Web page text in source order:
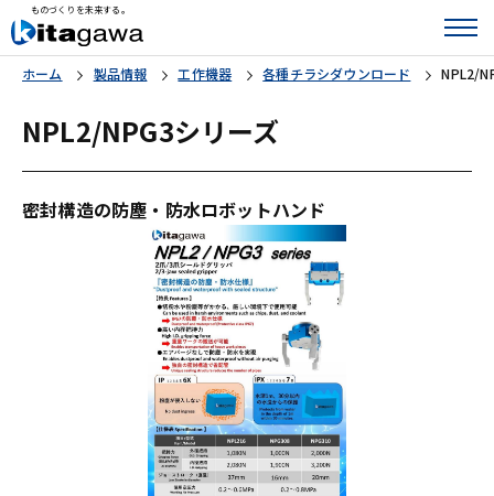
ものづくりを未来する。
ホーム 製品情報 工作機器 各種チラシダウンロード NPL2/
NPL2/NPG3シリーズ
密封構造の防塵・防水ロボットハンド